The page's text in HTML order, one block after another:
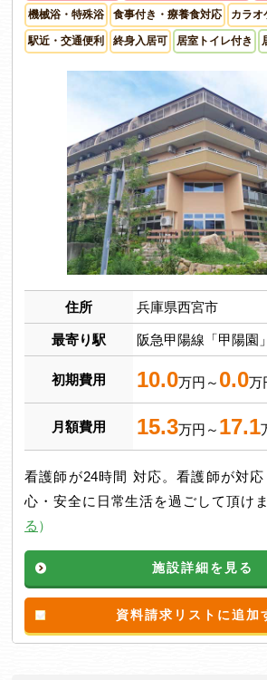
機械浴・特殊浴 食事付き・療養食対応 カラオ
駅近・交通便利 終身入居可 居室トイレ付き
住所 兵庫県西宮市
最寄り駅 阪急甲陽線「甲陽園
初期費用 10.0万円～ 0.0万
月額費用 15.3万円～ 17.1
看護師が24時間 対応。看護師が対
心・安全に日常生活を過ごして頂け
る ）
施設詳細を見る
資料請求リストに追加